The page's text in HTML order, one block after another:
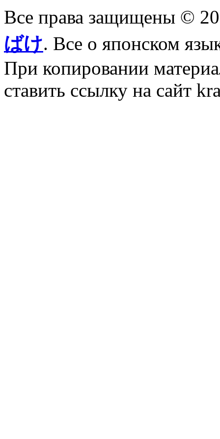
Все права защищены ©
ばけ. Все о японском
При копировании
ставить ссылку на сайт